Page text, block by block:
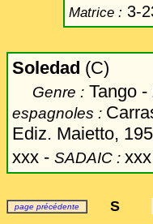
Matrice : 3-
Soledad (C)
Genre : Tango -
espagnoles :
Ediz. Maietto,
xxx - SADAIC :
page précédente S